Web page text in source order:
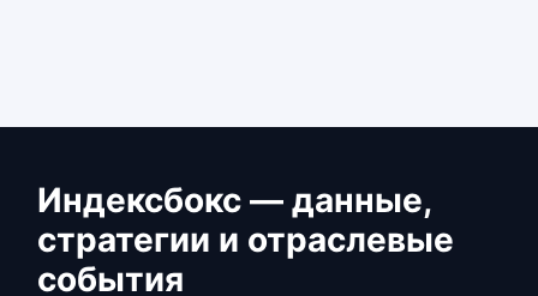
Индексбокс — данные,
стратегии и отраслевые
события